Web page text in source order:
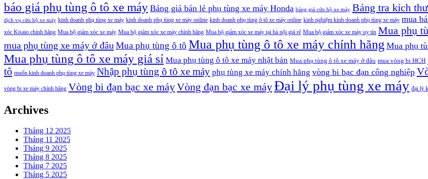
báo giá phụ tùng ô tô xe máy Bảng giá bán lẻ phụ tùng xe máy Honda bảng giá cứu hộ xe máy Bảng tra kích
dịch vụ cứu hộ xe máy kinh doanh phụ tùng xe máy kinh doanh phụ tùng xe máy online kinh doanh phụ tùng ô tô xe máy online kinh nghiệm kinh doanh phụ tùng xe máy mua
xóc Kisaio chính hãng Mua bộ giảm xóc xe máy Mua bộ giảm xóc xe máy chính hãng Mua bộ giảm xóc xe máy tại hà nội giá rẻ Mua bộ giảm xóc xe máy uy tín Mua phụ
mua phụ tùng xe máy ở đâu Mua phụ tùng ô tô Mua phụ tùng ô tô xe máy chính hãng Mua phụ
Mua phụ tùng ô tô xe máy giá sỉ Mua phụ tùng ô tô xe máy nhật bản Mua phụ tùng ô tô xe máy ở đâu mua vòng bi HCH
tô muốn kinh doanh phụ tùng xe máy Nhập phụ tùng ô tô xe máy phụ tùng xe máy chính hãng vòng bi bạc đạn công nghiệp
vòng bi xe máy chính hãng Vòng bi đạn bạc xe máyVòng đạn bạc xe máyĐại lý phụ tùng xe máy đại lý
Archives
Tháng 12 2025
Tháng 11 2025
Tháng 9 2025
Tháng 8 2025
Tháng 7 2025
Tháng 5 2025